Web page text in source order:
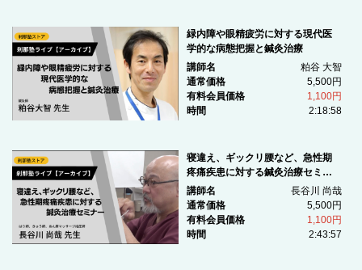
緑内障や眼精疲労に対する現代医
学的な病態把握と鍼灸治療
講師名
粕谷 大智
通常価格
5,500円
有料会員価格
1,100円
時間
2:18:58
寝違え、ギックリ腰など、急性期
疼痛疾患に対する鍼灸治療セミナ
ー
講師名
長谷川 尚哉
通常価格
5,500円
有料会員価格
1,100円
時間
2:43:57